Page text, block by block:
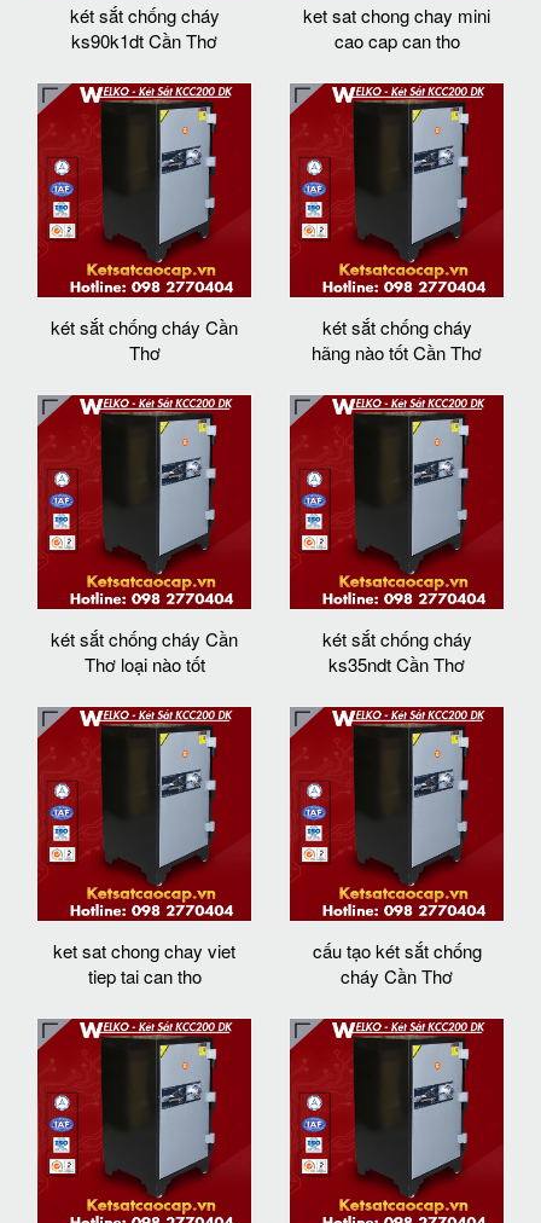
két sắt chống cháy
ks90k1dt Cần Thơ
ket sat chong chay mini
cao cap can tho
két sắt chống cháy Cần
Thơ
két sắt chống cháy
hãng nào tốt Cần Thơ
két sắt chống cháy Cần
Thơ loại nào tốt
két sắt chống cháy
ks35ndt Cần Thơ
ket sat chong chay viet
tiep tai can tho
cấu tạo két sắt chống
cháy Cần Thơ